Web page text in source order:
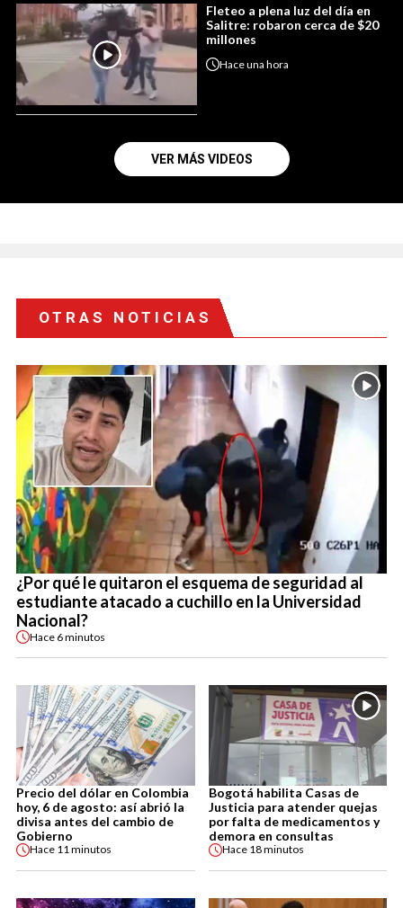
Fleteo a plena luz del día en
Salitre: robaron cerca de $20
millones
Haceuna hora
VER MÁS VIDEOS
OTRAS NOTICIAS
¿Por qué le quitaron el esquema de seguridad al
estudiante atacado a cuchillo en la Universidad
Nacional?
Hace 6 minutos
Precio del dólar en Colombia
hoy, 6 de agosto: así abrió la
divisa antes del cambio de
Gobierno
Hace 11 minutos
Bogotá habilita Casas de
Justicia para atender quejas
por falta de medicamentos y
demora en consultas
Hace 18 minutos